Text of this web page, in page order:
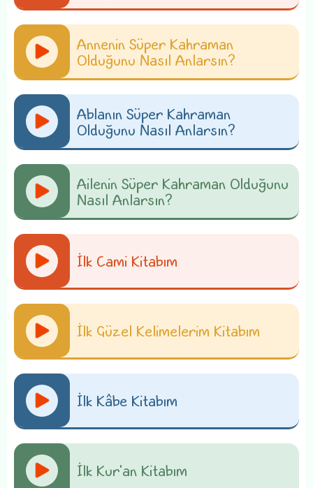
Annenin Süper Kahraman
Olduğunu Nasıl Anlarsın?
Ablanın Süper Kahraman
Olduğunu Nasıl Anlarsın?
Ailenin Süper Kahraman Olduğunu
Nasıl Anlarsın?
İlk Cami Kitabım
İlk Güzel Kelimelerim Kitabım
İlk Kâbe Kitabım
İlk Kur'an Kitabım